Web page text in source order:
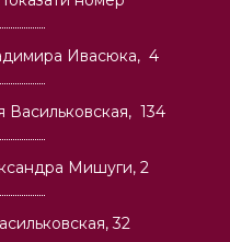
Ивасюка, 4
Васильковская, 134
Мишуги, 2
32